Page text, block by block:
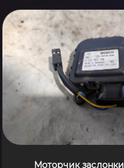
Моторчик заслонки